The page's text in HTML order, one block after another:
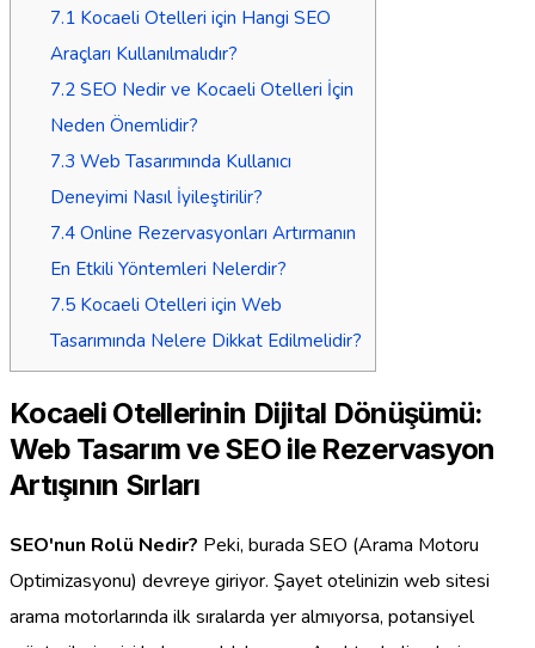
7.1Kocaeli Otelleri için Hangi SEO
Araçları Kullanılmalıdır?
7.2SEO Nedir ve Kocaeli Otelleri İçin
Neden Önemlidir?
7.3 Web Tasarımında Kullanıcı
Deneyimi Nasıl İyileştirilir?
7.4Online Rezervasyonları Artırmanın
En Etkili Yöntemleri Nelerdir?
7.5Kocaeli Otelleri için Web
Tasarımında Nelere Dikkat Edilmelidir?
Kocaeli Otellerinin Dijital Dönüşümü:
Web Tasarım ve SEO ile Rezervasyon
Artışının Sırları
SEO'nun Rolü Nedir? Peki, burada SEO (Arama Motoru
Optimizasyonu) devreye giriyor. Şayet otelinizin web sitesi
arama motorlarında ilk sıralarda yer almıyorsa, potansiyel